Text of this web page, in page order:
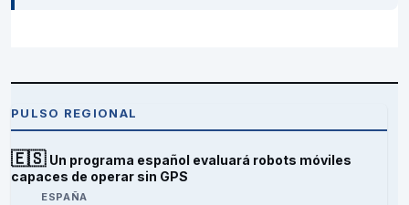
PULSO REGIONAL
🇪🇸 Un programa español evaluará robots móviles
capaces de operar sin GPS
ESPAÑA